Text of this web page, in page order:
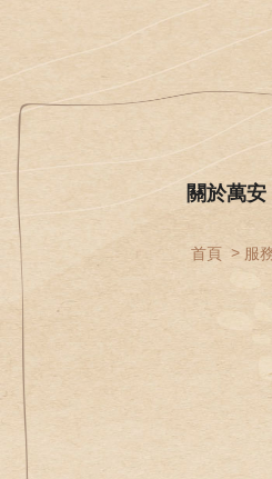
關於萬安
首頁 服